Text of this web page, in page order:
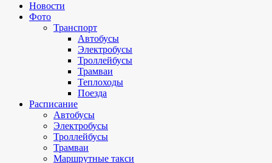
Новости
Фото
Транспорт
Автобусы
Электробусы
Троллейбусы
Трамваи
Теплоходы
Поезда
Расписание
Автобусы
Электробусы
Троллейбусы
Трамваи
Маршрутные такси